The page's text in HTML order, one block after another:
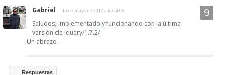
Gabriel 10 de mayo de 2012 a las 4:05
Saludos, implementado y funcionando con la última
versión de jquery/1.7.2/
Un abrazo.
Respuestas